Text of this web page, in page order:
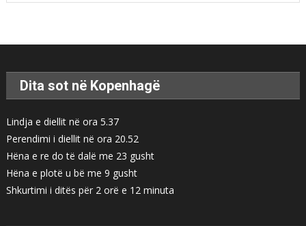
Dita sot në Kopenhagë
Lindja e diellit në ora 5.37
Perendimi i diellit në ora 20.52
Hëna e re do të dalë me 23 gusht
Hëna e plotë u bë me 9 gusht
Shkurtimi i ditës për 2 orë e 12 minuta